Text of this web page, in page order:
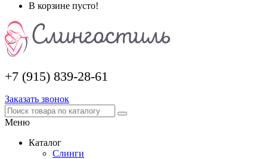
В корзине пусто!
+7 (915) 839-28-61
Заказать звонок
Меню
Каталог
Слинги